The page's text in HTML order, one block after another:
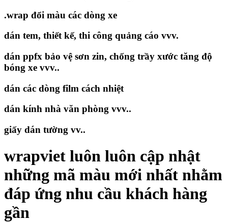
.wrap đổi màu các dòng xe
dán tem, thiết kế, thi công quảng cáo vvv.
dán ppfx bảo vệ sơn zin, chống trầy xước tăng độ
bóng xe vvv..
dán các dòng film cách nhiệt
dán kính nhà văn phòng vvv..
giấy dán tường vv..
wrapviet luôn luôn cập nhật
những mã màu mới nhất nhằm
đáp ứng nhu cầu khách hàng
gần